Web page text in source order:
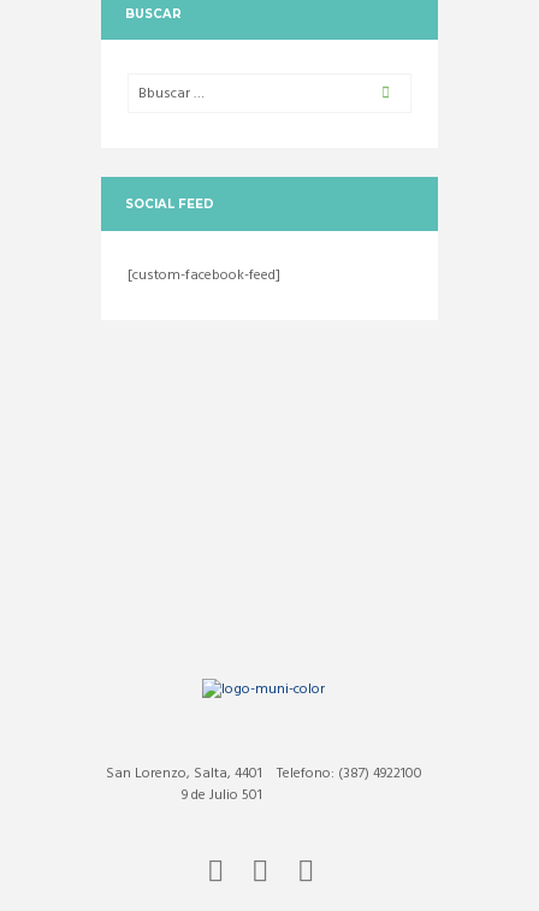
BUSCAR
SOCIAL FEED
[custom-facebook-feed]
Telefono: (387) 4922100
San Lorenzo, Salta, 4401
9 de Julio 501